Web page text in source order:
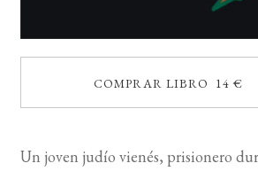
COMPRAR LIBRO 14 €
Un joven judío vienés, prisionero